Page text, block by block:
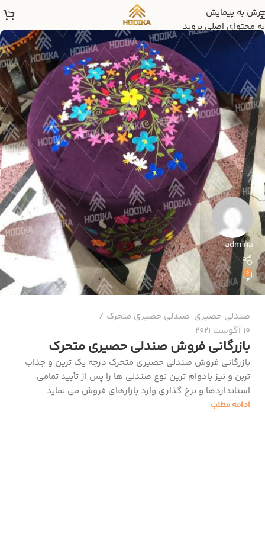
پرش به پیمایش
به محتوای اصلی بروید
admina
0
صندلی حصیری, صندلی حصیری متحرک
10 آگوست 2021
بازرگانی فروش صندلی حصیری متحرک
بازرگانی فروش صندلی حصیری متحرک درجه یک ترین و جذاب
تربن و نیز بادوام ترین نوع صندلی ها را پس از تأیید تمامی
استانداردها و نرخ گذاری وارد بازارهای فروش می نماید
ادامه مطلب